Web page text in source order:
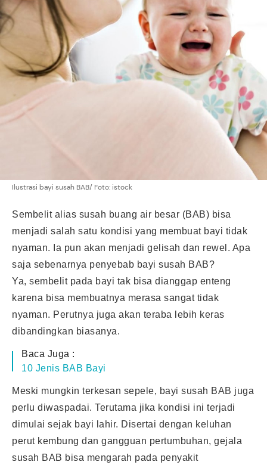
Ilustrasi bayi susah BAB/ Foto: istock
Sembelit alias susah buang air besar (BAB) bisa
menjadi salah satu kondisi yang membuat bayi tidak
nyaman. Ia pun akan menjadi gelisah dan rewel. Apa
saja sebenarnya penyebab bayi susah BAB?
Ya, sembelit pada bayi tak bisa dianggap enteng
karena bisa membuatnya merasa sangat tidak
nyaman. Perutnya juga akan teraba lebih keras
dibandingkan biasanya.
Baca Juga :
10 Jenis BAB Bayi
Meski mungkin terkesan sepele, bayi susah BAB juga
perlu diwaspadai. Terutama jika kondisi ini terjadi
dimulai sejak bayi lahir. Disertai dengan keluhan
perut kembung dan gangguan pertumbuhan, gejala
susah BAB bisa mengarah pada penyakit